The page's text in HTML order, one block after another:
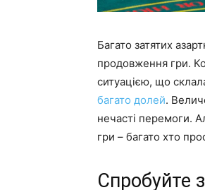
Багато затятих
продовження гри.
ситуацією, що
багато долей.
нечасті перемоги.
гри – багато хто
Спробуйте